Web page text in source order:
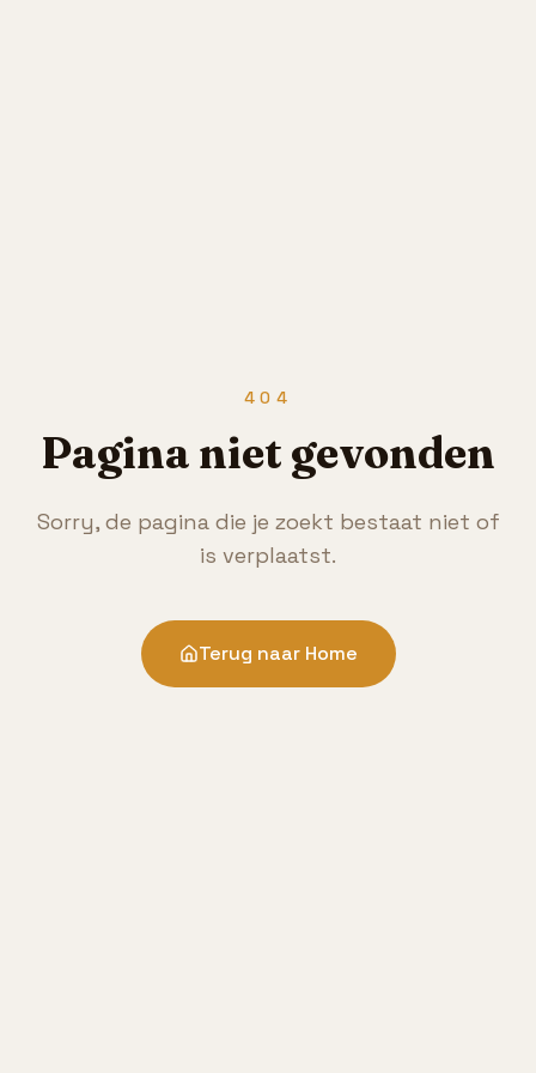
404
Pagina niet gevonden
Sorry, de pagina die je zoekt bestaat niet of
is verplaatst.
Terug naar Home